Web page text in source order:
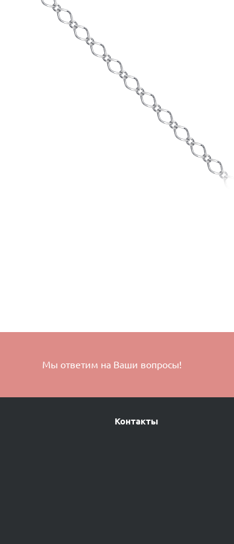
Вес
Мы ответим на Ваши вопросы!
Контакты